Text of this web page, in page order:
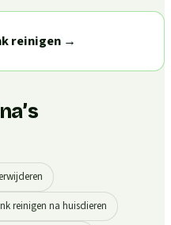
reinigen→
reinigen na huisdieren